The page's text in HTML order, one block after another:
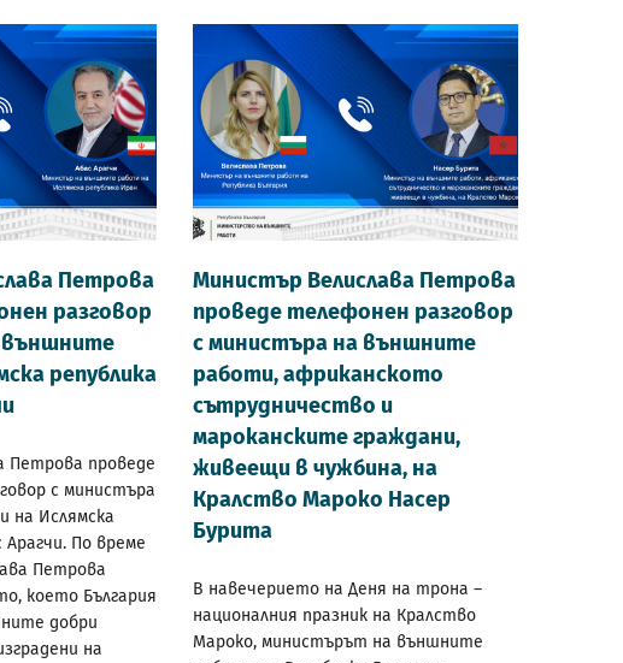
Петрова
разговор
външните
република
Петрова проведе
с министъра
на Ислямска
Арагчи. По време
Петрова
което България
добри
на
Министър Велислава Петрова
проведе телефонен разговор
с министъра на външните
работи, африканското
сътрудничество и
мароканските граждани,
живеещи в чужбина, на
Кралство Мароко Насер
Бурита
В навечерието на Деня на трона –
националния празник на Кралство
Мароко, министърът на външните